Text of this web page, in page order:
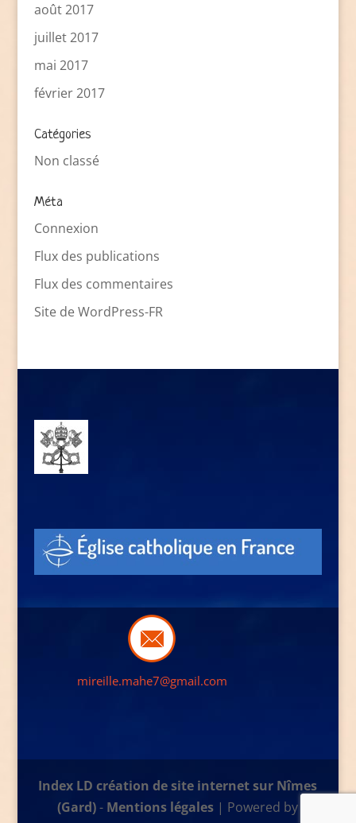
août 2017
juillet 2017
mai 2017
février 2017
Catégories
Non classé
Méta
Connexion
Flux des publications
Flux des commentaires
Site de WordPress-FR
mireille.mahe7@gmail.com
Index LD création de site internet sur Nîmes
(Gard)- Mentions légales | Powered by